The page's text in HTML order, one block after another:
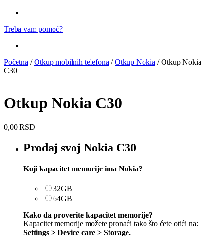
Treba vam pomoć?
Početna /Otkup mobilnih telefona /Otkup Nokia / Otkup Nokia
C30
Otkup Nokia C30
0,00 RSD
Prodaj svoj Nokia C30
Koji kapacitet memorije ima Nokia?
32GB
64GB
Kako da proverite kapacitet memorije?
Kapacitet memorije možete pronaći tako što ćete otići na:
Settings > Device care > Storage.